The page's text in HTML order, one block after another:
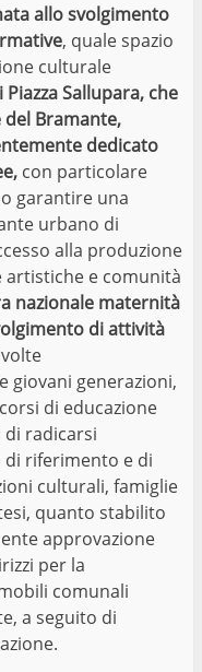
allo svolgimento
, quale spazio
culturale
Sallupara, che
Bramante,
dedicato
con particolare
garantire una
urbano di
alla produzione
artistiche e comunità
nazionale maternità
di attività
giovani generazioni,
di educazione
di radicarsi
riferimento e di
culturali, famiglie
quanto stabilito
approvazione
per la
comunali
a seguito di